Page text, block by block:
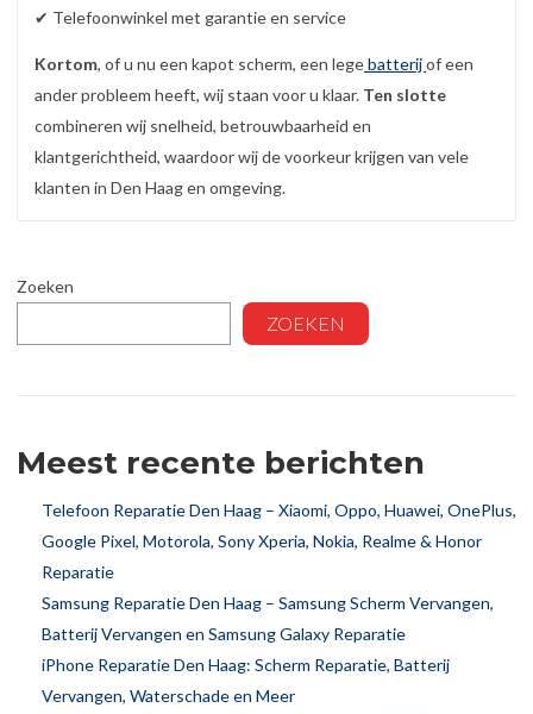
✔ Telefoonwinkel met garantie en service
Kortom, of u nu een kapot scherm, een legebatterijof een
ander probleem heeft, wij staan voor u klaar. Ten slotte
combineren wij snelheid, betrouwbaarheid en
klantgerichtheid, waardoor wij de voorkeur krijgen van vele
klanten in Den Haag en omgeving.
Zoeken
ZOEKEN
Meest recente berichten
Telefoon Reparatie Den Haag – Xiaomi, Oppo, Huawei, OnePlus,
Google Pixel, Motorola, Sony Xperia, Nokia, Realme & Honor
Reparatie
Samsung Reparatie Den Haag – Samsung Scherm Vervangen,
Batterij Vervangen en Samsung Galaxy Reparatie
iPhone Reparatie Den Haag: Scherm Reparatie, Batterij
Vervangen, Waterschade en Meer